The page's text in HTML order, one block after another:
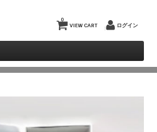
VIEW CART
0
ログイン